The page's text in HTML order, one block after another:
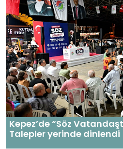
Kepez’de “Söz
Talepler yerinde dinlendi